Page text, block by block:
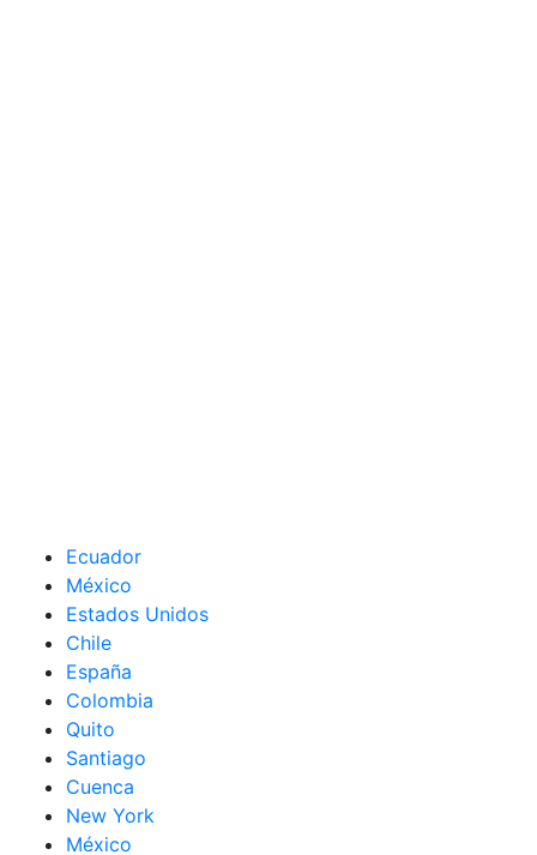
Ecuador
México
Estados Unidos
Chile
España
Colombia
Quito
Santiago
Cuenca
New York
México